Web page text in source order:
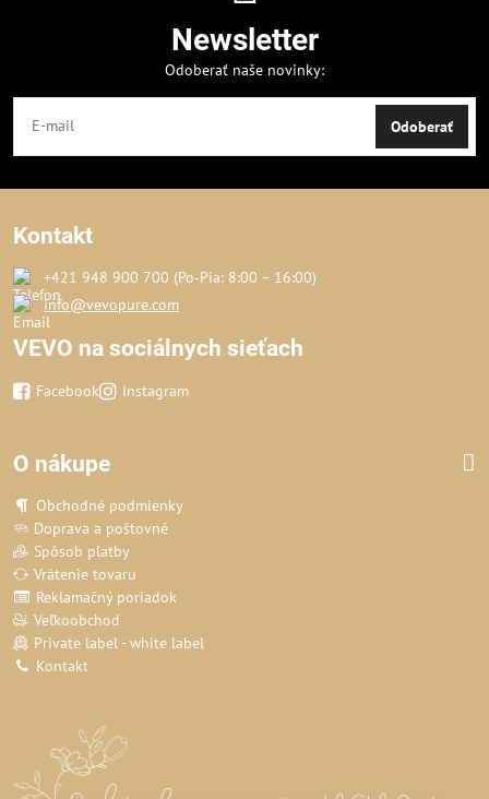
Newsletter
Odoberať naše novinky:
Odoberať
Kontakt
+421 948 900 700 (Po‑Pia: 8:00 – 16:00)
info@vevopure.com
VEVO na sociálnych sieťach
Facebook Instagram
O nákupe
Obchodné podmienky
Doprava a poštovné
Spôsob platby
Vrátenie tovaru
Reklamačný poriadok
Veľkoobchod
Private label - white label
Kontakt